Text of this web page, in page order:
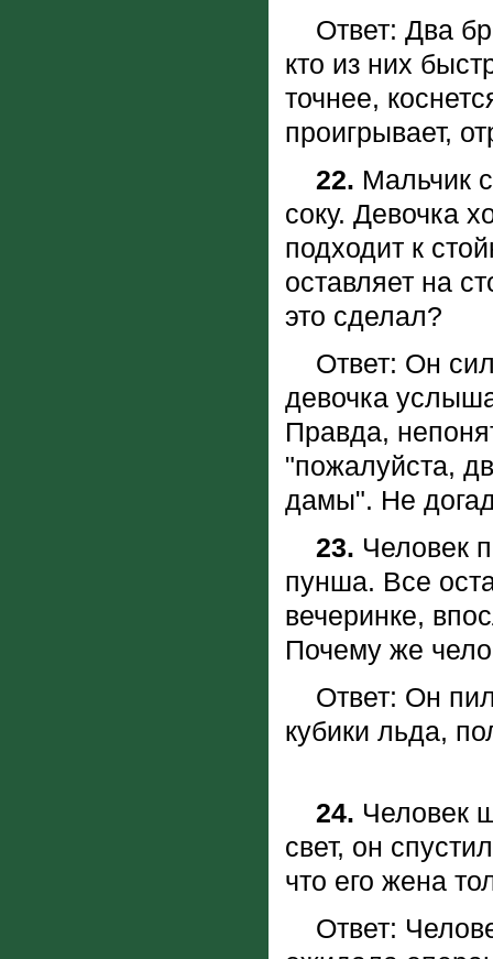
Ответ: Два
кто из них
точнее,
проигрывает,
22. Мальчик
соку. Девочка
подходит к
оставляет на
это сделал?
Ответ: Он
девочка
Правда,
"пожалуйста,
дамы". Hе
23. Человек
пунша. Все
вечеринке,
Почему же
Ответ: Он
кубики льда,
24. Человек
свет, он
что его жена
Ответ: